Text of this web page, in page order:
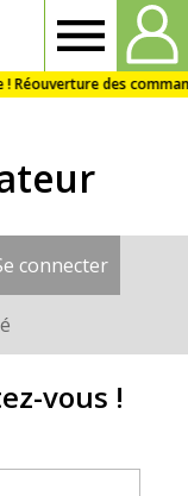
connecter(onglet
vous !